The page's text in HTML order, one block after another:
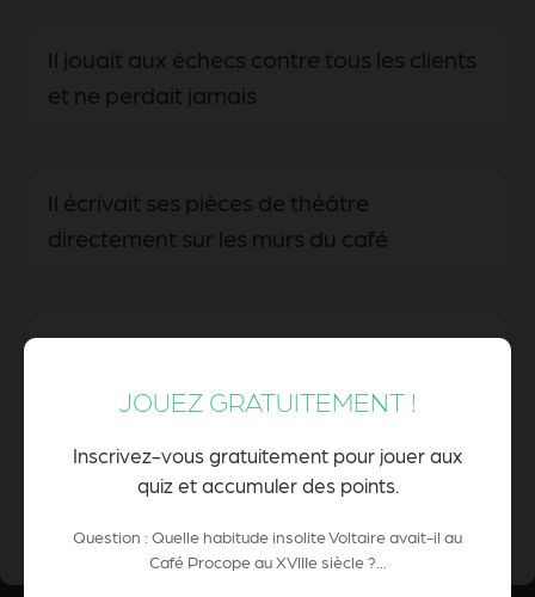
Il jouait aux échecs contre tous les clients
et ne perdait jamais
Il écrivait ses pièces de théâtre
directement sur les murs du café
Il refusait de payer et laissait ses
0 Pts
JOUEZ GRATUITEMENT !
Inscrivez-vous gratuitement pour jouer aux
quiz et accumuler des points.
Question : Quelle habitude insolite Voltaire avait-il au
Café Procope au XVIIIe siècle ?...